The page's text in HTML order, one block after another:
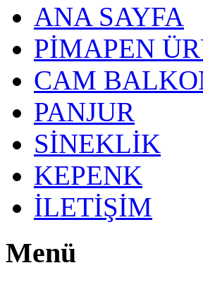
ANA SAYFA
PİMAPEN
CAM
PANJUR
SİNEKLİK
KEPENK
İLETİŞİM
Menü